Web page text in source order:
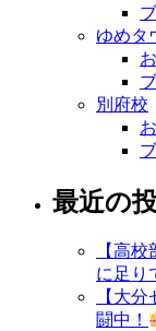
ゆめタ
別府校
最近の
【高
に足り
【大
闘中！